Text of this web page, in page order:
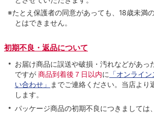
※たとえ保護者の同意があっても、18歳未満
とはできません。
初期不良・返品について
お届け商品に誤送や破損・汚れなどがあっ
ですが 商品到着後７日以内に 「オンライ
い合わせ」
までご連絡ください。当店より
します。
パッケージ商品の初期不良につきましては